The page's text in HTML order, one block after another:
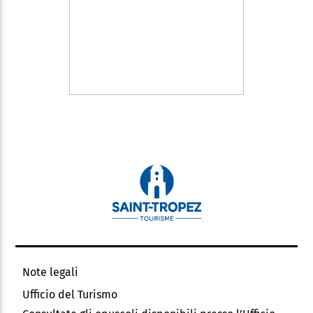
Note legali
Ufficio del Turismo